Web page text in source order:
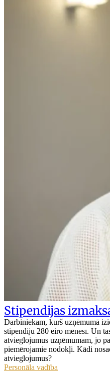
Stipendijas
Darbiniekam, kurš uzņēmumā
stipendiju 280 eiro mēnesī. Un
atvieglojumus uzņēmumam, jo
piemērojamie nodokļi. Kādi
atvieglojumus?
Personāla vadība